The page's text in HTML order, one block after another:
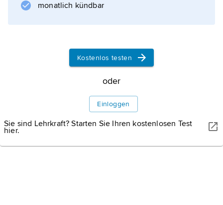
monatlich kündbar
Kostenlos testen
oder
Einloggen
Sie sind Lehrkraft? Starten Sie Ihren kostenlosen Test
hier.